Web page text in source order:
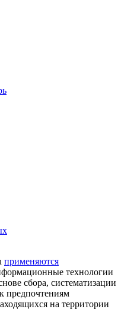
применяются
технологии
сбора, систематизации
предпочтениям
на территории